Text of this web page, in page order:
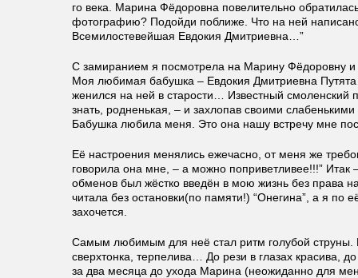
го века. Марина Фёдоровна повелительно
фотографию? Подойди поближе. Что на ней
Всемилостевейшая Евдокия Дмитриевна…”
С замиранием я посмотрела на Марину Фёдоровну и
Моя любимая бабушка – Евдокия Дмитриевна
женился на ней в старости… Известный
знать, родненькая, – и захлопав своими
Бабушка любила меня. Это она нашу встречу мне
Её настроения менялись ежечасно, от меня же
говорила она мне, – а можно поприветливее!!!” Итак
обменов был жёстко введён в мою жизнь без права
читала без остановки(по памяти!) “Онегина”, а я по
захочется.
Самым любимым для неё стал ритм голубой струны.
сверхтонка, терпелива… До рези в глазах красива,
за два месяца до ухода Марина (неожиданно для